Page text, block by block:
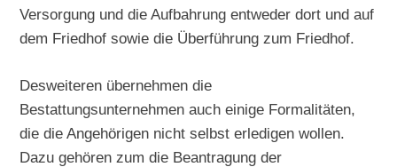
Versorgung und die Aufbahrung entweder dort und auf
dem Friedhof sowie die Überführung zum Friedhof.
Desweiteren übernehmen die
Bestattungsunternehmen auch einige Formalitäten,
die die Angehörigen nicht selbst erledigen wollen.
Dazu gehören zum die Beantragung der